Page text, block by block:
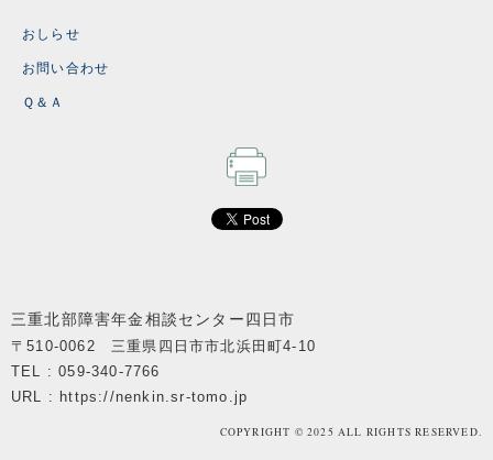
おしらせ
お問い合わせ
Ｑ＆Ａ
三重北部障害年金相談センター四日市
〒510-0062 三重県四日市市北浜田町4-10
TEL : 059-340-7766
URL : https://nenkin.sr-tomo.jp
COPYRIGHT © 2025 ALL RIGHTS RESERVED.